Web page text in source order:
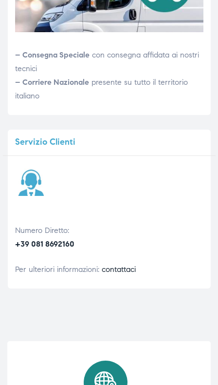
– Consegna Specialecon consegna affidata ai nostri
tecnici
– Corriere Nazionalepresente su tutto il territorio
italiano
ServizioClienti
Numero Diretto:
+39 081 8692160
Per ulteriori informazioni: contattaci